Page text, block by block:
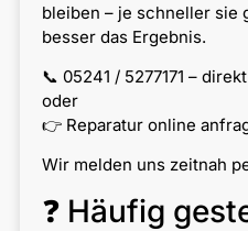
bleiben – je schneller sie
besser das Ergebnis.
📞 05241 / 5277171 –
oder
👉 Reparatur online
Wir melden uns zeitnah
❓ Häufig